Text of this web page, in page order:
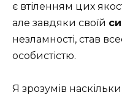
є втіленням цих
але завдяки своїй
незламності, став
особистістю.
Я зрозумів